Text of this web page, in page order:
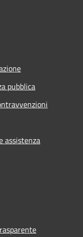
pubblica
assistenza